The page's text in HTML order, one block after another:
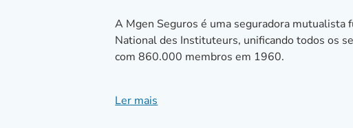
A Mgen Seguros é uma seguradora mutualista
National des Instituteurs, unificando todos os
com 860.000 membros em 1960.
Seguros, desde cedo, teve uma atividade
Ler mais